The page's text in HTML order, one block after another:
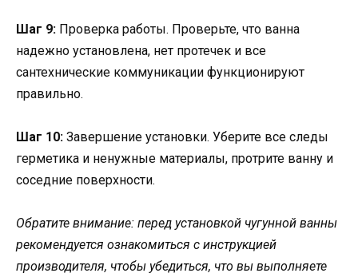
Шаг 9: Проверка работы. Проверьте, что ванна
надежно установлена, нет протечек и все
сантехнические коммуникации функционируют
правильно.
Шаг 10: Завершение установки. Уберите все следы
герметика и ненужные материалы, протрите ванну и
соседние поверхности.
Обратите внимание: перед установкой чугунной ванны
рекомендуется ознакомиться с инструкцией
производителя, чтобы убедиться, что вы выполняете